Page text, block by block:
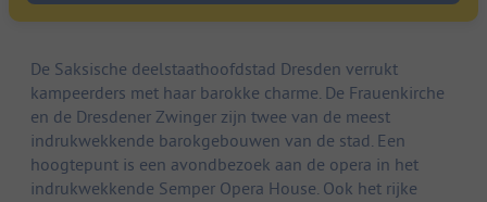
De Saksische deelstaathoofdstad Dresden verrukt
kampeerders met haar barokke charme. De Frauenkirche
en de Dresdener Zwinger zijn twee van de meest
indrukwekkende barokgebouwen van de stad. Een
hoogtepunt is een avondbezoek aan de opera in het
indrukwekkende Semper Opera House. Ook het rijke